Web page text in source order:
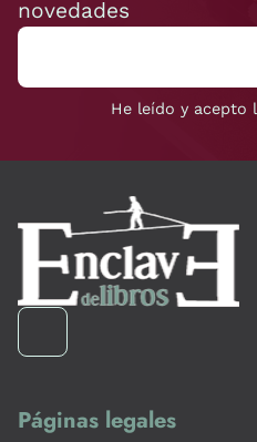
novedades
He leído y acepto
Páginas legales